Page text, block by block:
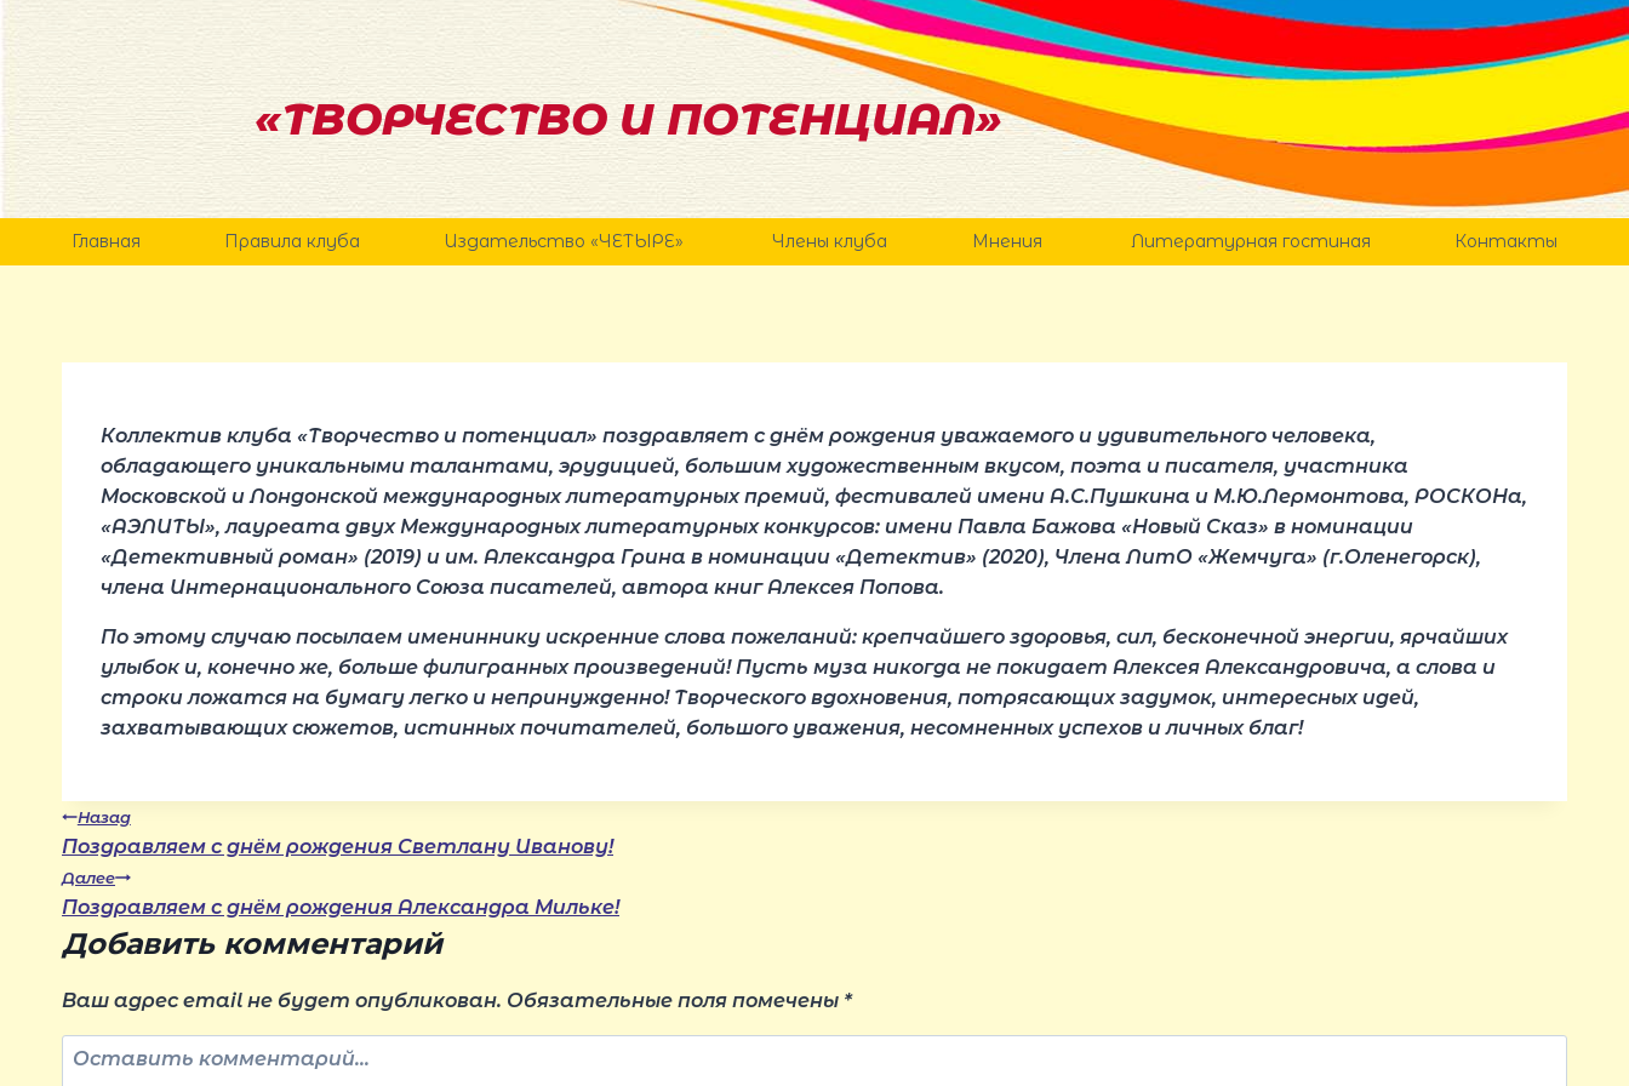
содержанию
«ТВОРЧЕСТВО И ПОТЕНЦИАЛ»
Главная Правила клуба Издательство «ЧЕТЫРЕ» Члены клуба Мнения Литературная гостиная Контакты
Коллектив клуба «Творчество и потенциал» поздравляет с днём рождения уважаемого и удивительного человека,
обладающего уникальными талантами, эрудицией, большим художественным вкусом, поэта и писателя, участника
Московской и Лондонской международных литературных премий, фестивалей имени А.С.Пушкина и М.Ю.Лермонтова, РОСКОНа,
«АЭЛИТЫ», лауреата двух Международных литературных конкурсов: имени Павла Бажова «Новый Сказ» в номинации
«Детективный роман» (2019) и им. Александра Грина в номинации «Детектив» (2020), Члена ЛитО «Жемчуга» (г.Оленегорск),
члена Интернационального Союза писателей, автора книг Алексея Попова.
По этому случаю посылаем имениннику искренние слова пожеланий: крепчайшего здоровья, сил, бесконечной энергии, ярчайших
улыбок и, конечно же, больше филигранных произведений! Пусть муза никогда не покидает Алексея Александровича, а слова и
строки ложатся на бумагу легко и непринужденно! Творческого вдохновения, потрясающих задумок, интересных идей,
захватывающих сюжетов, истинных почитателей, большого уважения, несомненных успехов и личных благ!
Навигация
по
записям
Назад
Поздравляем с днём рождения Светлану Иванову!
Далее
Поздравляем с днём рождения Александра Мильке!
Добавить комментарий
Ваш адрес email не будет опубликован. Обязательные поля помечены *